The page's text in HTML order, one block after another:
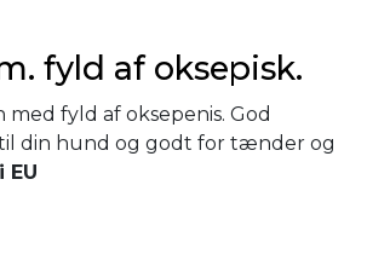
fyld af oksepisk.
fyld af oksepenis. God
din hund og godt for tænder og
EU